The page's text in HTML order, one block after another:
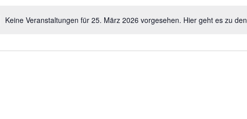
Hinweis
Keine Veranstaltungen für 25. März 2026 vorgesehen. Hier geht es zu den